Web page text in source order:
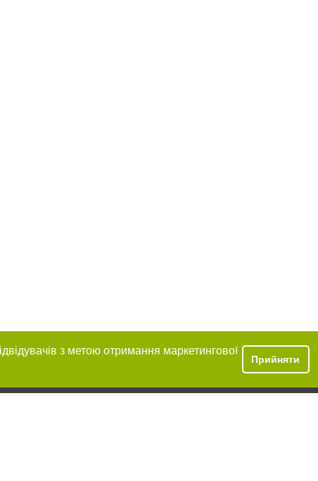
з метою отримання маркетингової
Прийняти